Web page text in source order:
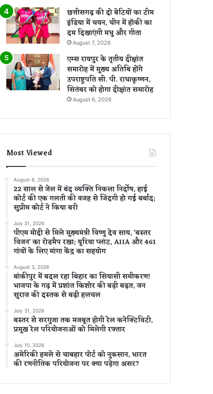
छत्तीसगढ़ की दो बेटियों का टीम
इंडिया में चयन, चीन में हॉकी का
दम दिखाएंगी मधु और गीता
August 7, 2026
एम्स रायपुर के तृतीय दीक्षांत
समारोह में मुख्य अतिथि होंगे
उपराष्ट्रपति सी. पी. राधाकृष्णन,
सितंबर को होगा दीक्षांत समारोह
August 6, 2026
Most Viewed
August 6, 2026
22 साल से जेल में बंद व्यक्ति निकला निर्दोष, हाई
कोर्ट की एक गलती की वजह से जिंदगी हो गई बर्बाद;
सुप्रीम कोर्ट ने किया बरी
July 31, 2026
पीएम मोदी से मिले मुख्यमंत्री विष्णु देव साय, ‘बस्तर
विजन’ का रोडमैप रखा; यूरिया प्लांट, AIIA और 461
गांवों के लिए मांगा केंद्र का सहयोग
August 3, 2026
बांकीपुर में बदल रहा बिहार का सियासी समीकरण!
भाजपा के गढ़ में प्रशांत किशोर की बड़ी बढ़त, जन
सुराज की दस्तक से बढ़ी हलचल
July 31, 2026
बस्तर से सरगुजा तक मजबूत होगी रेल कनेक्टिविटी,
प्रमुख रेल परियोजनाओं को मिलेगी रफ्तार
July 10, 2026
अमेरिकी हमले से चाबहार पोर्ट को नुकसान, भारत
की रणनीतिक परियोजना पर क्या पड़ेगा असर?